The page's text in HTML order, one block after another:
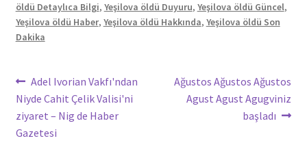
öldü Detaylıca Bilgi, Yeşilova öldü Duyuru, Yeşilova öldü Güncel,
Yeşilova öldü Haber, Yeşilova öldü Hakkında, Yeşilova öldü Son
Dakika
Yazı
gezinmesi
Önceki
yazı:
Adel Ivorian Vakfı'ndan
Niyde Cahit Çelik Valisi'ni
ziyaret – Nig de Haber
Gazetesi
Sonraki
yazı:
Ağustos Ağustos Ağustos
Agust Agust Agugviniz
başladı